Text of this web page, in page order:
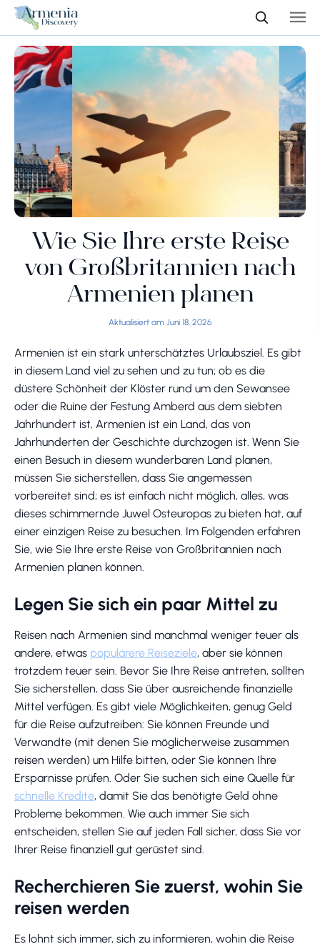
Wie Sie Ihre erste Reise
von Großbritannien nach
Armenien planen
Aktualisiert am Juni 18, 2026
Armenien ist ein stark unterschätztes Urlaubsziel. Es gibt
in diesem Land viel zu sehen und zu tun; ob es die
düstere Schönheit der Klöster rund um den Sewansee
oder die Ruine der Festung Amberd aus dem siebten
Jahrhundert ist, Armenien ist ein Land, das von
Jahrhunderten der Geschichte durchzogen ist. Wenn Sie
einen Besuch in diesem wunderbaren Land planen,
müssen Sie sicherstellen, dass Sie angemessen
vorbereitet sind; es ist einfach nicht möglich, alles, was
dieses schimmernde Juwel Osteuropas zu bieten hat, auf
einer einzigen Reise zu besuchen. Im Folgenden erfahren
Sie, wie Sie Ihre erste Reise von Großbritannien nach
Armenien planen können.
Legen Sie sich ein paar Mittel zu
Reisen nach Armenien sind manchmal weniger teuer als
andere, etwas populärere Reiseziele, aber sie können
trotzdem teuer sein. Bevor Sie Ihre Reise antreten, sollten
Sie sicherstellen, dass Sie über ausreichende finanzielle
Mittel verfügen. Es gibt viele Möglichkeiten, genug Geld
für die Reise aufzutreiben: Sie können Freunde und
Verwandte (mit denen Sie möglicherweise zusammen
reisen werden) um Hilfe bitten, oder Sie können Ihre
Ersparnisse prüfen. Oder Sie suchen sich eine Quelle für
schnelle Kredite, damit Sie das benötigte Geld ohne
Probleme bekommen. Wie auch immer Sie sich
entscheiden, stellen Sie auf jeden Fall sicher, dass Sie vor
Ihrer Reise finanziell gut gerüstet sind.
Recherchieren Sie zuerst, wohin Sie
reisen werden
Es lohnt sich immer, sich zu informieren, wohin die Reise